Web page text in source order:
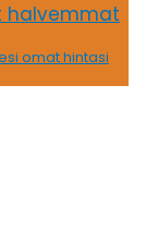
halvemmat
omat hintasi